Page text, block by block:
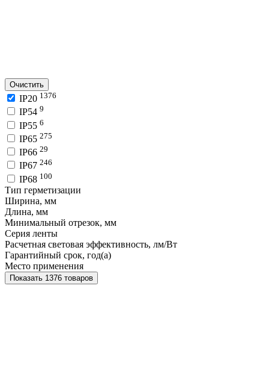
Очистить
IP20 1376
IP54 9
IP55 6
IP65 275
IP66 29
IP67 246
IP68 100
Тип герметизации
Ширина, мм
Длина, мм
Минимальный отрезок, мм
Серия ленты
Расчетная световая эффективность, лм/Вт
Гарантийный срок, год(а)
Место применения
Показать 1376 товаров